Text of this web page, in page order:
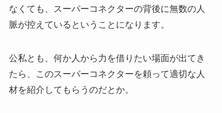
なくても、スーパーコネクターの背後に無数の人
脈が控えているということになります。
公私とも、何か人から力を借りたい場面が出てき
たら、このスーパーコネクターを頼って適切な人
材を紹介してもらうのだとか。